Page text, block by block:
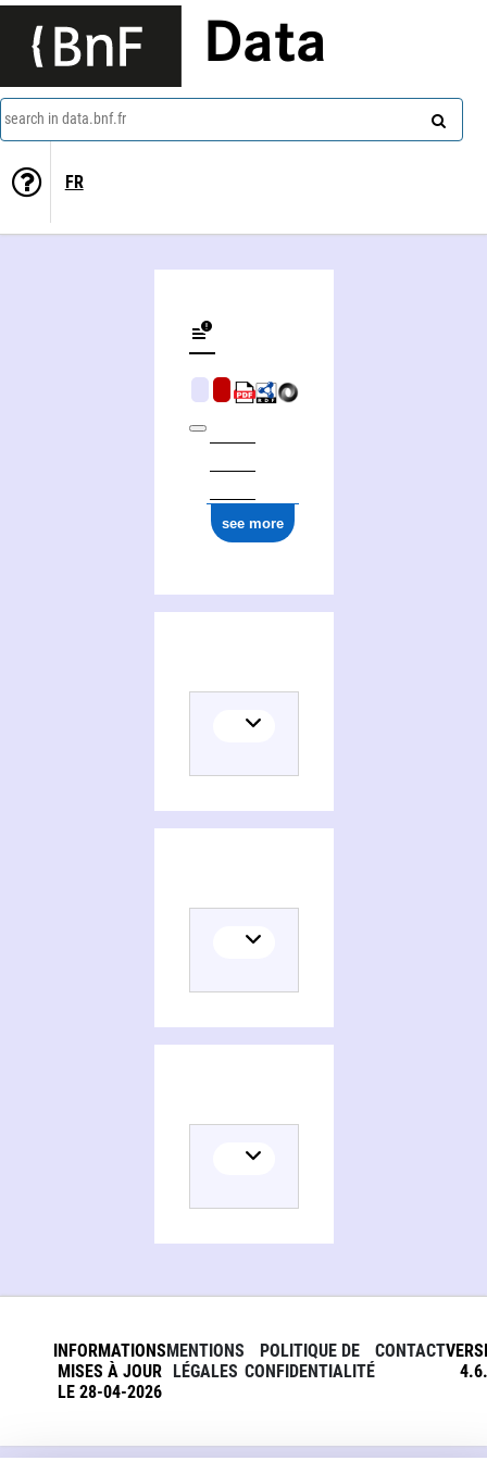
Data
search in data.bnf.fr
FR
see more
INFORMATIONS
MISES À JOUR
LE 28-04-2026
MENTIONS
LÉGALES
POLITIQUE DE
CONFIDENTIALITÉ
CONTACT